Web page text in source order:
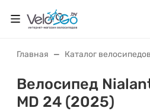
Главная Каталог велосипедов
Велосипед
MD 24 (2025)